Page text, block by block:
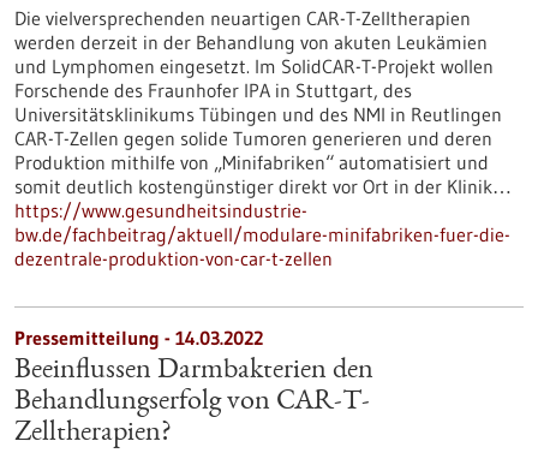
Die vielversprechenden neuartigen CAR-T-Zelltherapien
werden derzeit in der Behandlung von akuten Leukämien
und Lymphomen eingesetzt. Im SolidCAR-T-Projekt wollen
Forschende des Fraunhofer IPA in Stuttgart, des
Universitätsklinikums Tübingen und des NMI in Reutlingen
CAR-T-Zellen gegen solide Tumoren generieren und deren
Produktion mithilfe von „Minifabriken“ automatisiert und
somit deutlich kostengünstiger direkt vor Ort in der Klinik…
https://www.gesundheitsindustrie-
bw.de/fachbeitrag/aktuell/modulare-minifabriken-fuer-die-
dezentrale-produktion-von-car-t-zellen
Pressemitteilung - 14.03.2022
Beeinflussen Darmbakterien den
Behandlungserfolg von CAR-T-
Zelltherapien?